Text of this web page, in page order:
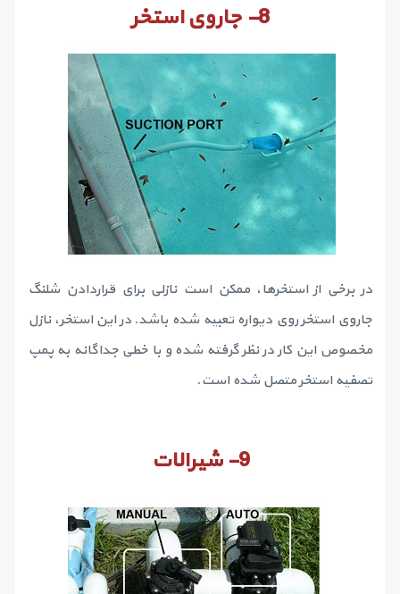
8- جاروی استخر
در برخی از استخرها، ممکن است نازلی برای قراردادن شلنگ
جاروی استخر روی دیواره تعبیه شده باشد. در این استخر، نازل
مخصوص این کار در نظر گرفته شده و با خطی جداگانه به پمپ
تصفیه استخر متصل شده است.
9- شیرالات